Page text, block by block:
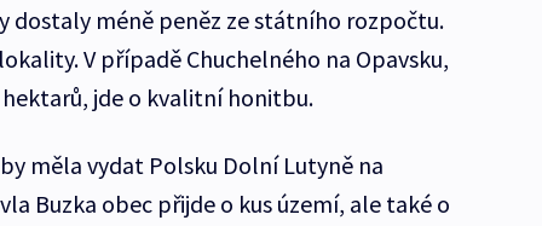
dostaly méně peněz ze státního rozpočtu.
V případě Chuchelného na Opavsku,
jde o kvalitní honitbu.
měla vydat Polsku Dolní Lutyně na
Buzka obec přijde o kus území, ale také o